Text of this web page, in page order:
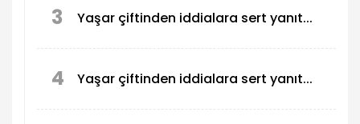
3 Yaşar çiftinden iddialara sert yanıt...
4 Yaşar çiftinden iddialara sert yanıt...